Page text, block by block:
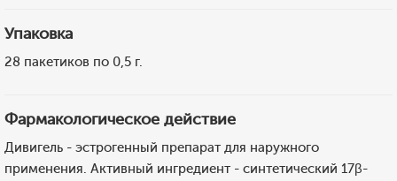
Упаковка
28 пакетиков по 0,5 г.
Фармакологическое действие
Дивигель - эстрогенный препарат для наружного
применения. Активный ингредиент - синтетический 17β-